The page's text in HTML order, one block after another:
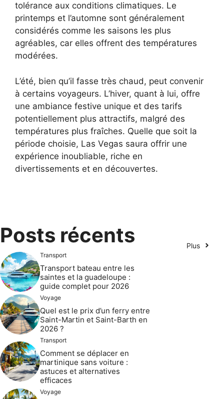
tolérance aux conditions climatiques. Le
printemps et l’automne sont généralement
considérés comme les saisons les plus
agréables, car elles offrent des températures
modérées.
L’été, bien qu’il fasse très chaud, peut convenir
à certains voyageurs. L’hiver, quant à lui, offre
une ambiance festive unique et des tarifs
potentiellement plus attractifs, malgré des
températures plus fraîches. Quelle que soit la
période choisie, Las Vegas saura offrir une
expérience inoubliable, riche en
divertissements et en découvertes.
Posts récents Plus
Transport
Transport bateau entre les
saintes et la guadeloupe :
guide complet pour 2026
Voyage
Quel est le prix d’un ferry entre
Saint-Martin et Saint-Barth en
2026 ?
Transport
Comment se déplacer en
martinique sans voiture :
astuces et alternatives
efficaces
Voyage